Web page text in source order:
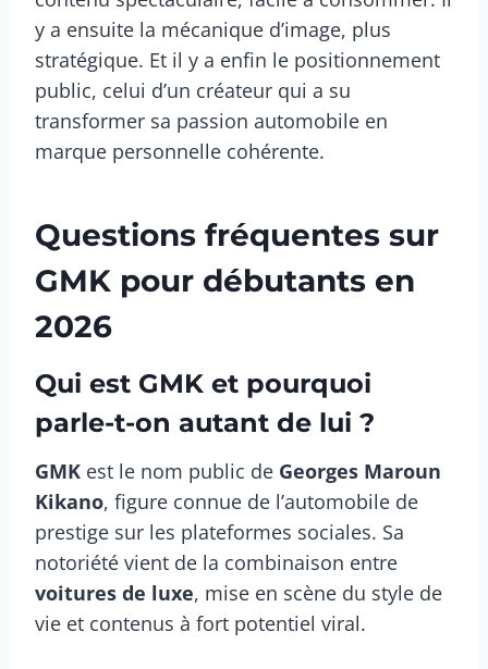
y a ensuite la mécanique d’image, plus
stratégique. Et il y a enfin le positionnement
public, celui d’un créateur qui a su
transformer sa passion automobile en
marque personnelle cohérente.
Questions fréquentes sur
GMK pour débutants en
2026
Qui est GMK et pourquoi
parle-t-on autant de lui ?
GMK est le nom public de Georges Maroun
Kikano, figure connue de l’automobile de
prestige sur les plateformes sociales. Sa
notoriété vient de la combinaison entre
voitures de luxe, mise en scène du style de
vie et contenus à fort potentiel viral.